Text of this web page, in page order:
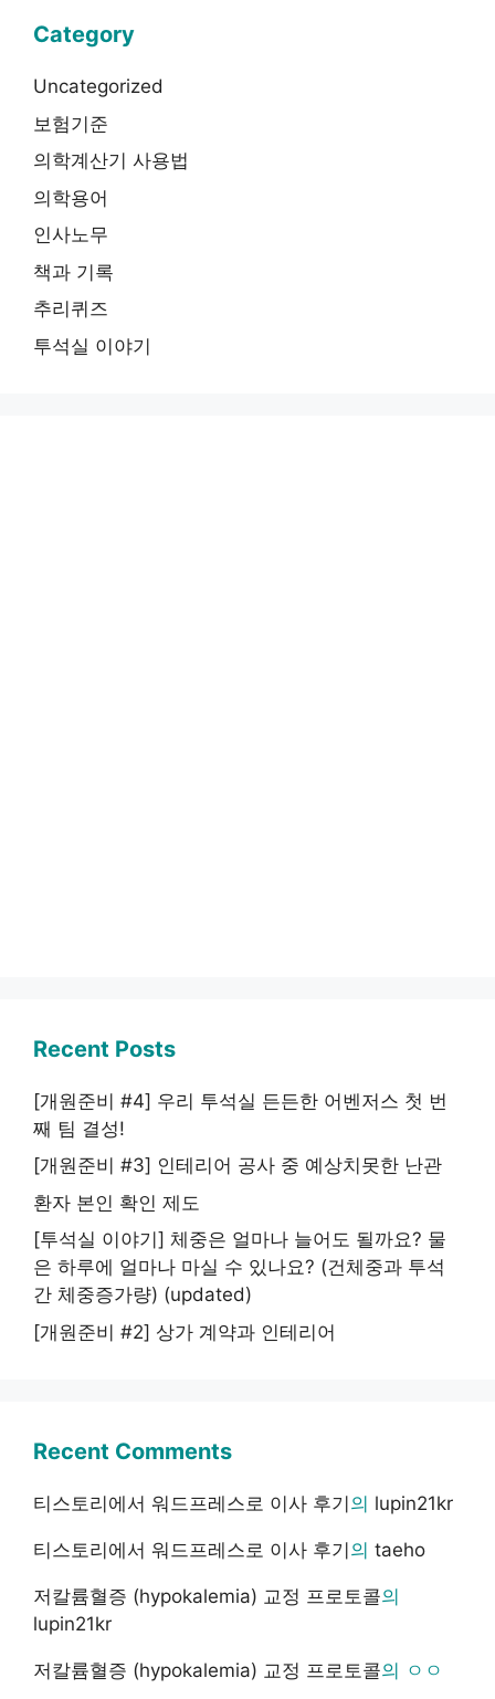
Category
Uncategorized
보험기준
의학계산기 사용법
의학용어
인사노무
책과 기록
추리퀴즈
투석실 이야기
Recent Posts
[개원준비 #4] 우리 투석실 든든한 어벤저스 첫 번
째 팀 결성!
[개원준비 #3] 인테리어 공사 중 예상치못한 난관
환자 본인 확인 제도
[투석실 이야기] 체중은 얼마나 늘어도 될까요? 물
은 하루에 얼마나 마실 수 있나요? (건체중과 투석
간 체중증가량) (updated)
[개원준비 #2] 상가 계약과 인테리어
Recent Comments
티스토리에서 워드프레스로 이사 후기의 lupin21kr
티스토리에서 워드프레스로 이사 후기의 taeho
저칼륨혈증 (hypokalemia) 교정 프로토콜의
lupin21kr
저칼륨혈증 (hypokalemia) 교정 프로토콜의 ㅇㅇ